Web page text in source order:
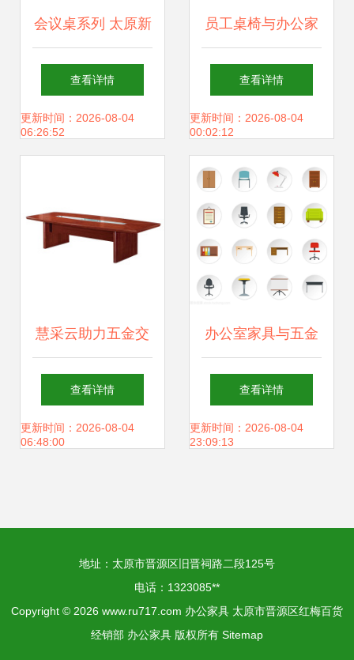
会议桌系列 太原新
慧办公家具厂的专
业之选
查看详情
更新时间：2026-08-04
06:26:52
员工桌椅与办公家
具采购指南，职员
办公室如何巧妙设
查看详情
更新时间：2026-08-04
00:02:12
慧采云助力五金交
电行业数字化采购
新升级
查看详情
更新时间：2026-08-04
06:48:00
办公室家具与五金
交电平面图标风格
设计指南
查看详情
更新时间：2026-08-04
23:09:13
地址：太原市晋源区旧晋祠路二段125号
电话：1323085**
Copyright © 2026 www.ru717.com 办公家具 太原市晋源区红梅百货
经销部 办公家具 版权所有 Sitemap